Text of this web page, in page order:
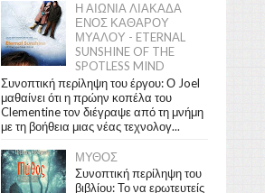
Η ΑΙΩΝΙΑ ΛΙΑΚΑΔΑ
ΕΝΟΣ ΚΑΘΑΡΟΥ
ΜΥΑΛΟΥ - ETERNAL
SUNSHINE OF THE
SPOTLESS MIND
Συνοπτική περίληψη του έργου: Ο Joel
μαθαίνει ότι η πρώην κοπέλα του
Clementine τον διέγραψε από τη μνήμη
με τη βοήθεια μιας νέας τεχνολογ...
ΜΥΘΟΣ
Συνοπτική περίληψη του
βιβλίου: Το να ερωτευτείς